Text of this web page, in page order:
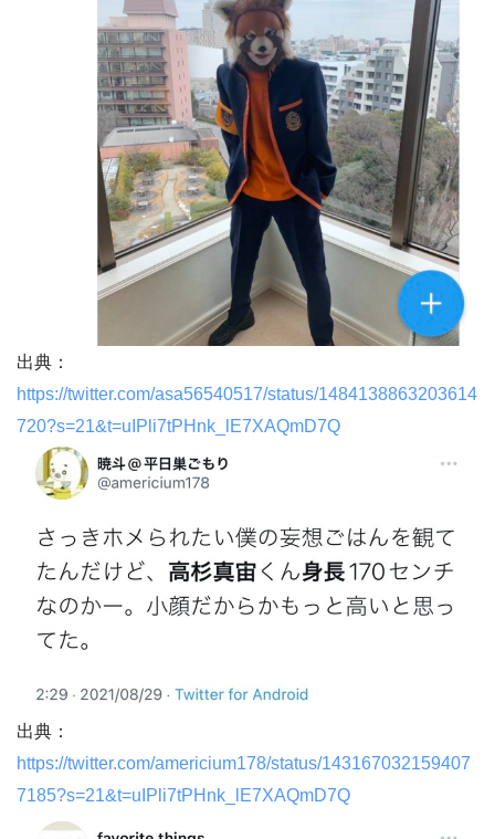
出典：
https://twitter.com/asa56540517/status/1484138863203614
720?s=21&t=uIPli7tPHnk_lE7XAQmD7Q
出典：
https://twitter.com/americium178/status/143167032159407
7185?s=21&t=uIPli7tPHnk_lE7XAQmD7Q